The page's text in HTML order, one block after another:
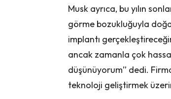
Musk ayrıca, bu yılın
görme bozukluğuyla
implantı
ancak zamanla çok
düşünüyorum” dedi.
teknoloji geliştirmek